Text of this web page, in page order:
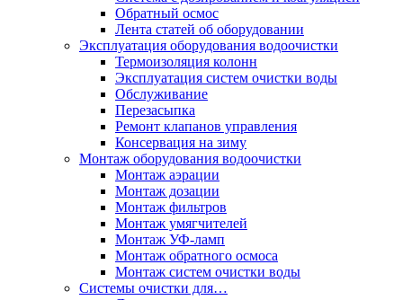
Обратный осмос
Лента статей об оборудовании
Эксплуатация оборудования водоочистки
Термоизоляция колонн
Эксплуатация систем очистки воды
Обслуживание
Перезасыпка
Ремонт клапанов управления
Консервация на зиму
Монтаж оборудования водоочистки
Монтаж аэрации
Монтаж дозации
Монтаж фильтров
Монтаж умягчителей
Монтаж УФ-ламп
Монтаж обратного осмоса
Монтаж систем очистки воды
Системы очистки для…